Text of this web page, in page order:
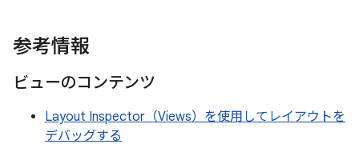
参考情報
ビューのコンテンツ
Layout Inspector（Views）を使用してレイアウトを
デバッグする